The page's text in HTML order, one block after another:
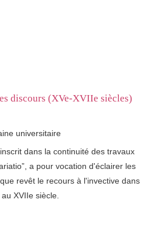
discours (XVe-XVIIe siècles)
universitaire
dans la continuité des travaux
a pour vocation d'éclairer les
revêt le recours à l'invective dans
XVIIe siècle.